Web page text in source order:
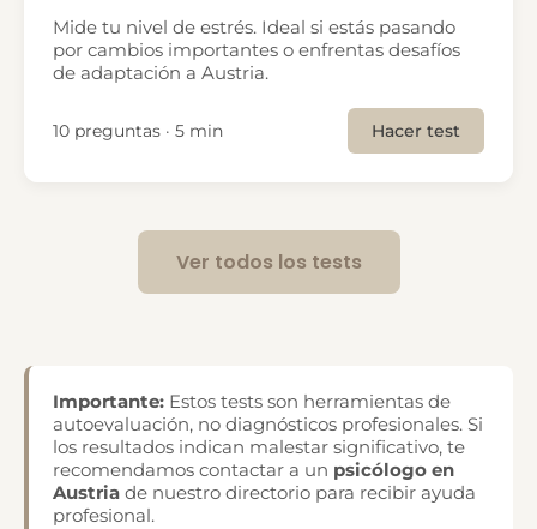
Mide tu nivel de estrés. Ideal si estás pasando
por cambios importantes o enfrentas desafíos
de adaptación a Austria.
10 preguntas · 5 min Hacer test
Ver todos los tests
Importante: Estos tests son herramientas de
autoevaluación, no diagnósticos profesionales. Si
los resultados indican malestar significativo, te
recomendamos contactar a un psicólogo en
Austria de nuestro directorio para recibir ayuda
profesional.